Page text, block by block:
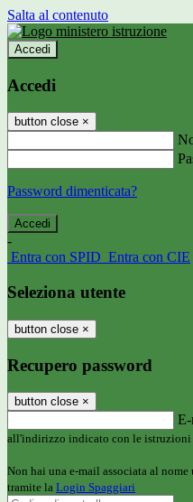
Salta al contenuto
Accedi
Accedi
button close ×
Password dimenticata?
-
Entra con SPID Entra con CIE
Seleziona utente
button close ×
Recupero password
button close ×
all'indirizzo indicato con le istruzioni
Non hai una e-mail associata al
tramite la Login Spaggiari